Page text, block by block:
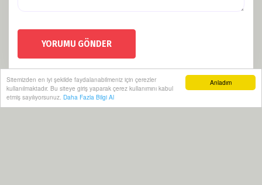
Anladım
Sitemizden en iyi şekilde faydalanabilmeniz için çerezler
kullanılmaktadır. Bu siteye giriş yaparak çerez kullanımını kabul
etmiş sayılıyorsunuz. Daha Fazla Bilgi Al
YORUMU GÖNDER